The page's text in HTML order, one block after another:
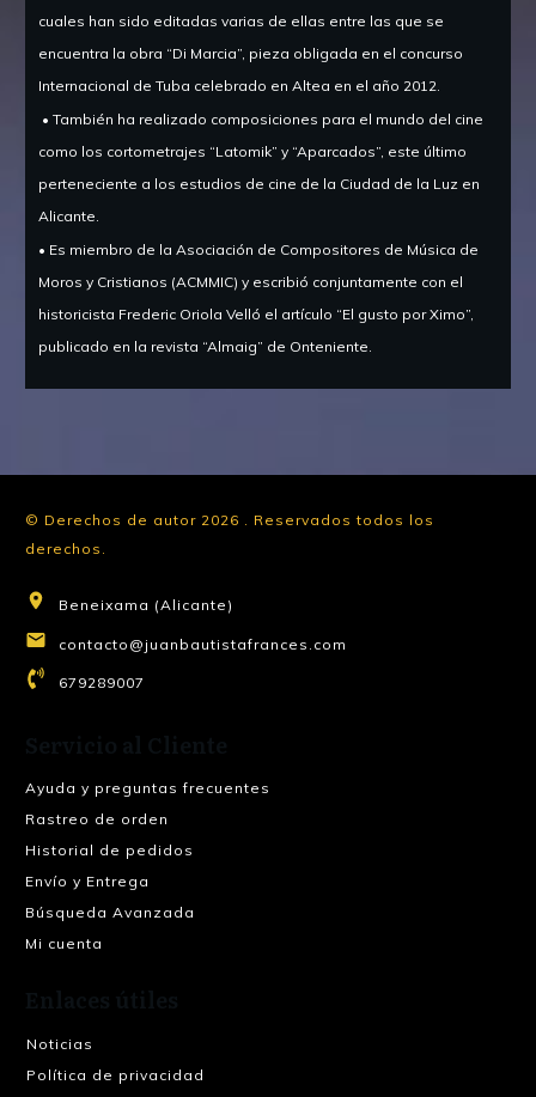
cuales han sido editadas varias de ellas entre las que se
encuentra la obra “Di Marcia”, pieza obligada en el concurso
Internacional de Tuba celebrado en Altea en el año 2012.
• También ha realizado composiciones para el mundo del cine
como los cortometrajes “Latomik” y “Aparcados”, este último
perteneciente a los estudios de cine de la Ciudad de la Luz en
Alicante.
• Es miembro de la Asociación de Compositores de Música de
Moros y Cristianos (ACMMIC) y escribió conjuntamente con el
historicista Frederic Oriola Velló el artículo “El gusto por Ximo”,
publicado en la revista “Almaig” de Onteniente.
© Derechos de autor 2026
Reservados todos los
derechos.
Beneixama (Alicante)
contacto@juanbautistafrances.com
679289007
Ayuda y preguntas frecuentes
Rastreo de orden
Historial de pedidos
Envío y Entrega
Búsqueda Avanzada
Mi cuenta
Noticias
Política de privacidad